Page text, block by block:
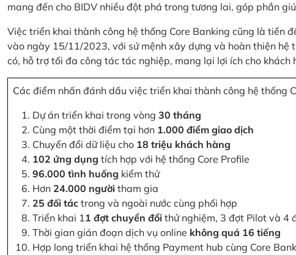
mang đến cho BIDV nhiều đột phá trong tương lai, góp phần
Việc triển khai thành công hệ thống Core Banking cũng là tiền
vào ngày 15/11/2023, với sứ mệnh xây dựng và hoàn thiện hệ
có, hỗ trợ tối đa công tác tác nghiệp, mang lại lợi ích cho khách
Các điểm nhấn đánh dấu việc triển khai thành công hệ thống
Dự án triển khai trong vòng 30 tháng
Cùng một thời điểm tại hơn 1.000 điểm giao dịch
Chuyển đổi dữ liệu cho 18 triệu khách hàng
102 ứng dụng tích hợp với hệ thống Core Profile
96.000 tình huống kiểm thử
Hơn 24.000 người tham gia
25 đối tác trong và ngoài nước cùng phối hợp
Triển khai 11 đợt chuyển đổi thử nghiệm, 3 đợt Pilot và 4
Thời gian gián đoạn dịch vụ online không quá 16 tiếng
Hợp long triển khai hệ thống Payment hub cùng Core